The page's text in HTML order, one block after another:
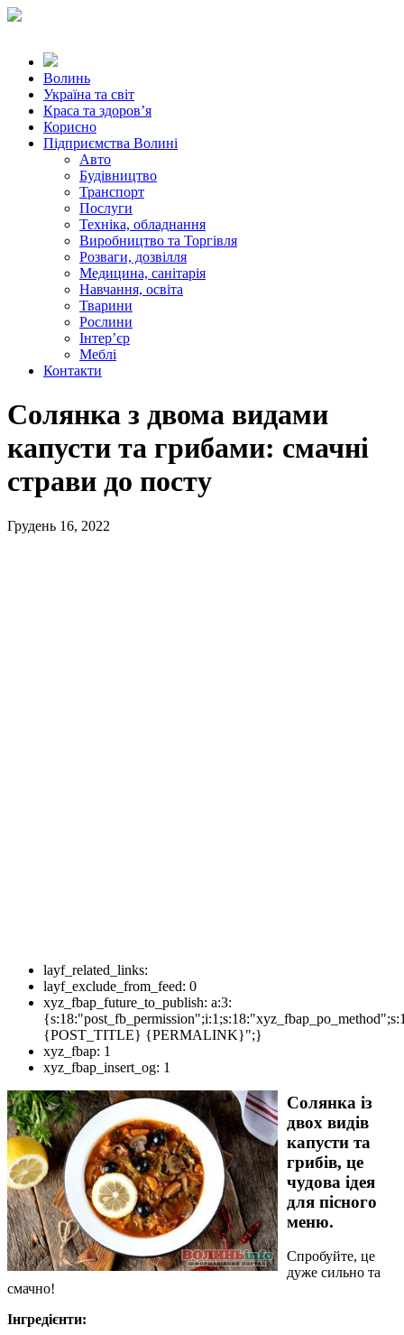
Волинь
Україна та світ
Краса та здоров’я
Корисно
Підприємства Волині
Авто
Будівництво
Транспорт
Послуги
Техніка, обладнання
Виробництво та Торгівля
Розваги, дозвілля
Медицина, санітарія
Навчання, освіта
Тварини
Рослини
Інтер’єр
Меблі
Контакти
Солянка з двома видами
капусти та грибами: смачні
страви до посту
Грудень 16, 2022
layf_related_links:
layf_exclude_from_feed: 0
xyz_fbap_future_to_publish: a:3:
{POST_TITLE} {PERMALINK}";}
xyz_fbap: 1
xyz_fbap_insert_og: 1
Солянка із
двох видів
капусти та
грибів, це
чудова ідея
для пісного
меню.
Спробуйте, це
дуже сильно та
смачно!
Інгредієнти: